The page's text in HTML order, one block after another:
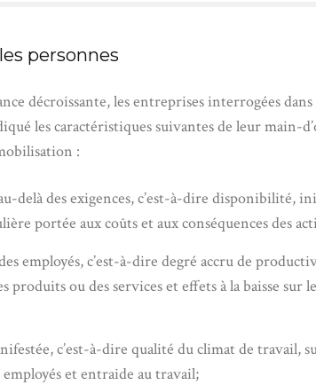
personnes
décroissante, les entreprises interrogées dans
les caractéristiques suivantes de leur main-
:
delà des exigences, c’est-à-dire disponibilité,
portée aux coûts et aux conséquences des
employés, c’est-à-dire degré accru de
produits ou des services et effets à la baisse sur
c’est-à-dire qualité du climat de travail,
employés et entraide au travail;